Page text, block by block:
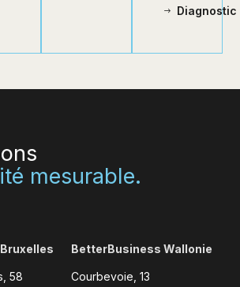
mesurable.
58
BetterBusiness Wallonie
Courbevoie, 13